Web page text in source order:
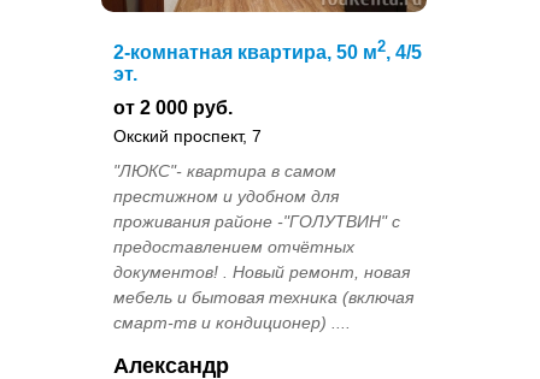
2-комнатная квартира, 50 м2, 4/5
эт.
от 2 000 руб.
Окский проспект, 7
"ЛЮКС"- квартира в самом
престижном и удобном для
проживания районе -"ГОЛУТВИН" с
предоставлением отчётных
документов! . Новый ремонт, новая
мебель и бытовая техника (включая
смарт-тв и кондиционер) ....
Александр